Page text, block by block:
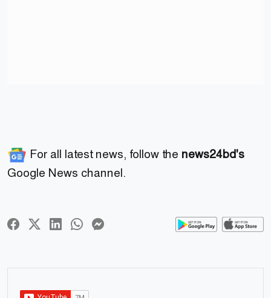
For all latest news, follow the news24bd's
Google News channel.